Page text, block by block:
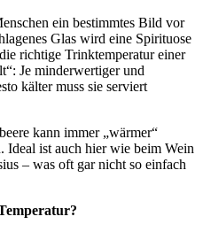
ein bestimmtes Bild vor
Glas wird eine Spirituose
richtige Trinktemperatur einer
Je minderwertiger und
kälter muss sie serviert
kann immer „wärmer“
Ideal ist auch hier wie beim Wein
– was oft gar nicht so einfach